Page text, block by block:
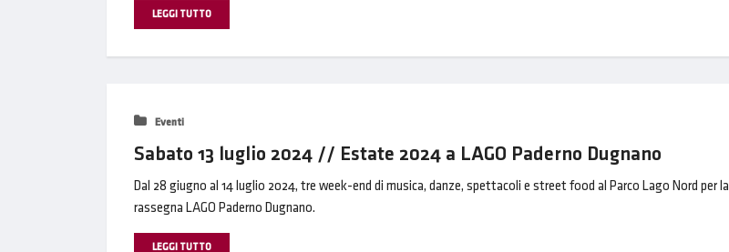
LEGGI TUTTO
Eventi
Sabato 13 luglio 2024 // Estate 2024 a LAGO Paderno Dugnano
Dal 28 giugno al 14 luglio 2024, tre week-end di musica, danze, spettacoli e street food al Parco Lago Nord per la
rassegna LAGO Paderno Dugnano.
LEGGI TUTTO